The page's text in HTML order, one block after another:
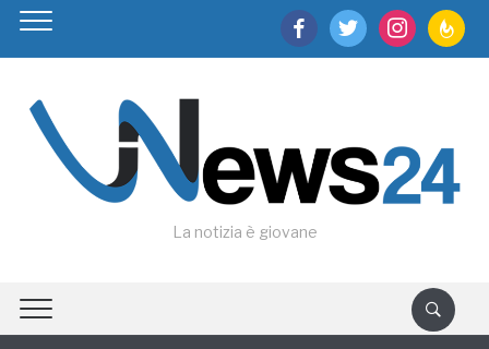
facebooktwitter instagram
La notizia è giovane